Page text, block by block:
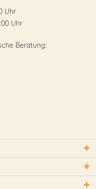
Uhr
Uhr
Beratung: